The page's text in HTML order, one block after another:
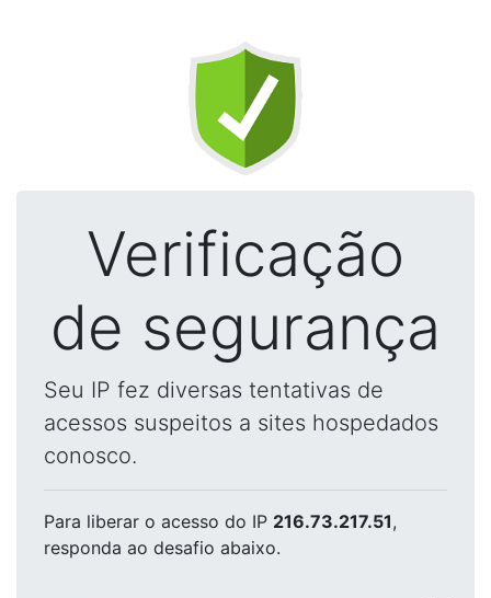
Verificação
de segurança
Seu IP fez diversas tentativas de
acessos suspeitos a sites hospedados
conosco.
Para liberar o acesso do IP 216.73.217.51,
responda ao desafio abaixo.